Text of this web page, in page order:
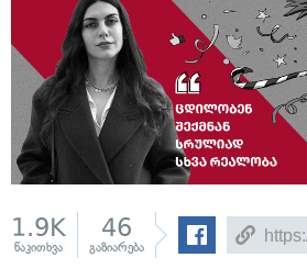
1.9K
წაკითხვა
46
გაზიარება